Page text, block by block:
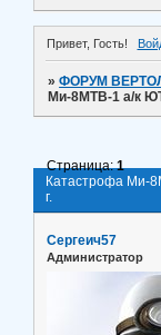
Привет, Гость!
»ФОРУМ
Ми-8МТВ-1 а/к
Катастрофа Ми-
г.
Страница:1
Сергеич57
Администратор